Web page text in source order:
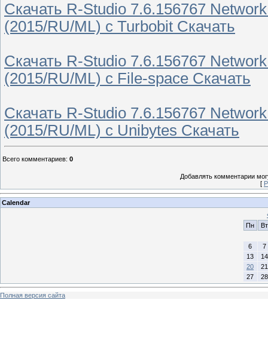
Скачать R-Studio 7.6.156767
(2015/RU/ML) с Turbobit Скачать
Скачать R-Studio 7.6.156767
(2015/RU/ML) с File-space Скачать
Скачать R-Studio 7.6.156767
(2015/RU/ML) с Unibytes Скачать
Всего комментариев: 0
Добавлять комментарии
[
Calendar
Пн
Вт
6
7
13
14
20
21
27
28
Полная версия сайта